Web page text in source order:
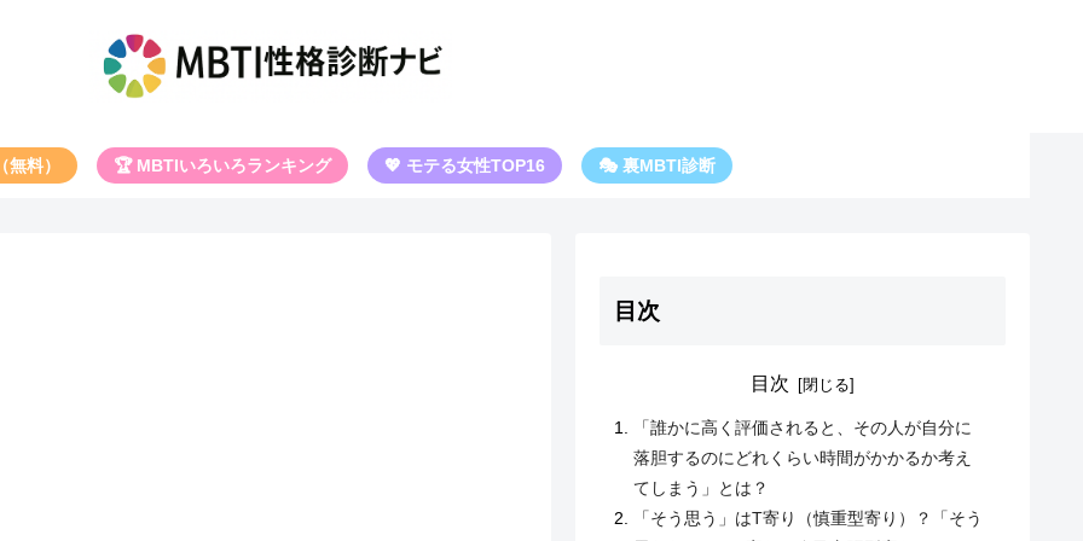
料） 🏆 MBTIいろいろランキング 💖 モテる女性TOP16 🎭 裏MBTI診断
目次
目次
「誰かに高く評価されると、その人が自分に
落胆するのにどれくらい時間がかかるか考え
てしまう」とは？
「そう思う」はT寄り（慎重型寄り）？「そう